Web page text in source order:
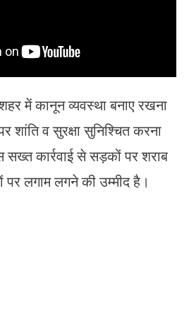
में कानून व्यवस्था बनाए रखना
शांति व सुरक्षा सुनिश्चित करना
कार्रवाई से सड़कों पर शराब
पर लगाम लगने की उम्मीद है।